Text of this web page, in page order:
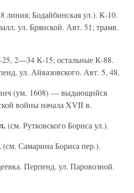
линия; Бодайбинская ул.). К-10.
ул. Брянской. Авт. 51; трамв.
2—34 К-15; остальные К-88.
ул. Айвазовского. Авт. 5, 48.
(ум. 1608) — выдающийся
войны начала XVII в.
(см. Рутковского Бориса ул.).
(см. Самарина Бориса пер.).
Перпенд. ул. Паровозной.